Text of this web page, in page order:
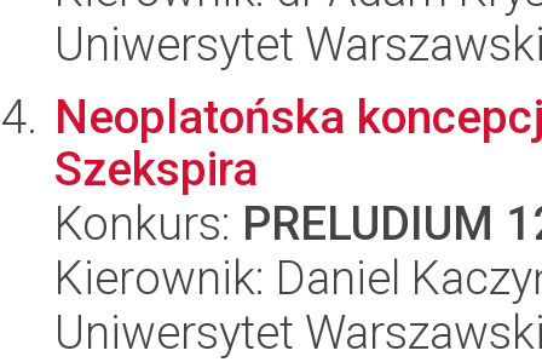
Uniwersytet
Neoplatońska
Szekspira
Konkurs: PRELUDIUM
Kierownik: Daniel
Uniwersytet